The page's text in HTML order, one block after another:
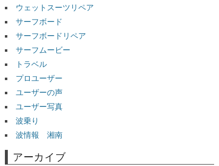
ウェットスーツリペア
サーフボード
サーフボードリペア
サーフムービー
トラベル
プロユーザー
ユーザーの声
ユーザー写真
波乗り
波情報 湘南
アーカイブ